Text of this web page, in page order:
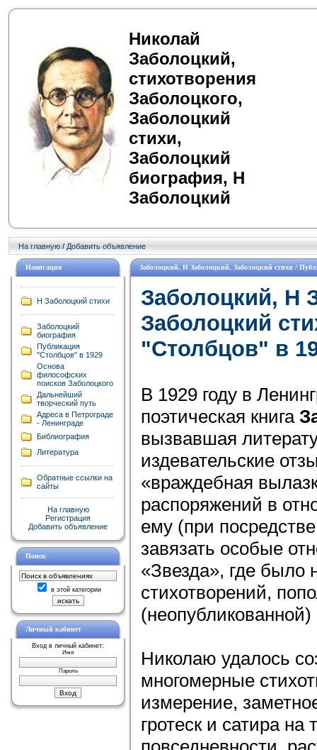
Николай
Заболоцкий,
стихотворения
Заболоцкого,
Заболоцкий
стихи,
Заболоцкий
биография, Н
Заболоцкий
На главную / Добавить объявление
Навигация
Н Заболоцкий стихи
Заболоцкий
биография
Публикация
"Столбцов" в 1929
Основа
философских
поисков Заболоцкого
Дальнейший
творческий путь
Адреса в Петрограде
- Ленинграде
Библиография
Литература
Обратные ссылки на
сайты
На главную
Регистрация
Добавить объявление
Поиск
в этой категории
Личный кабинет
Вход в личный кабинет:
Имя
Пароль
Заболоцкий, Н Заболоцкий, Заболоцкий стихи /
Заболоцкий, Н
Заболоцкий
"Столбцов" в
В 1929 году в
поэтическая книга
вызвавшая
издевательские
«враждебная
распоряжений в
ему (при
завязать особые
«Звезда», где было
стихотворений,
Николаю удалось
многомерные
измерение,
гротеск и сатира